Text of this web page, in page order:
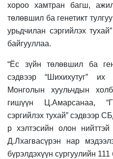
хороо хамтран багш,
төлөвшил ба генетикт
урьдчилан сэргийлэх
байгууллаа.
“Ёс зүйн төлөвшил ба
сэдвээр “Шихихутуг”
Монголын хуульчдын
гишүүн Ц.Амарсанаа,
сэргийлэх тухай” сэдвээр
р хэлтэсийн олон
Д.Лхагвасүрэн нар
бүрэлдэхүүн сургуулийн